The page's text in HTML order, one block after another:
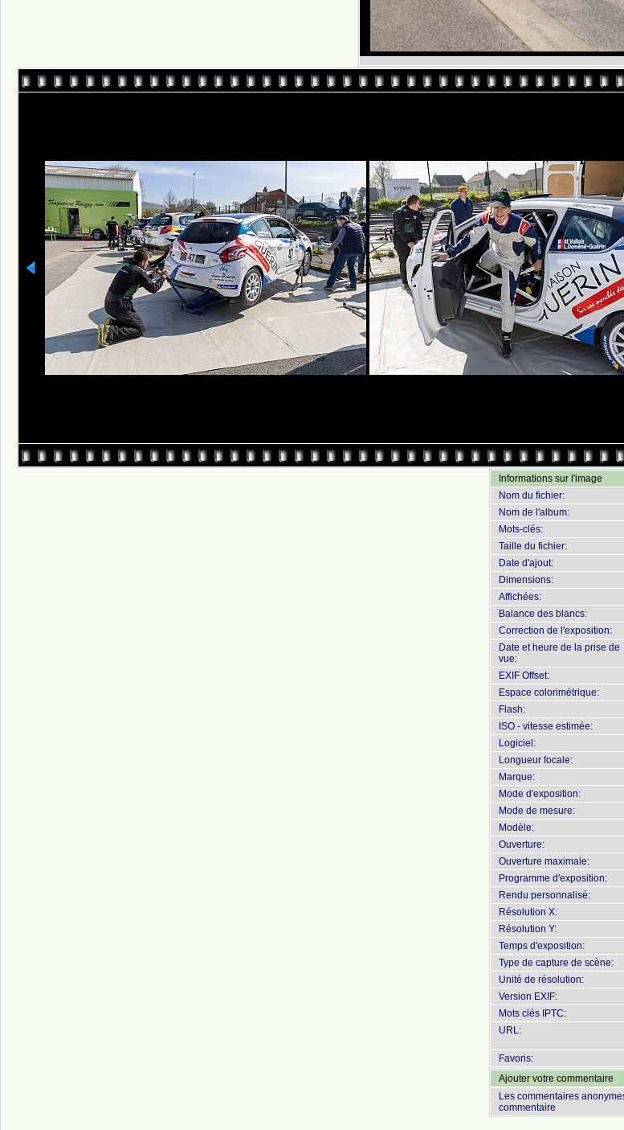
Informations sur l'image
Nom du fichier:
Nom de l'album:
Mots-clés:
Taille du fichier:
Date d'ajout:
Dimensions:
Affichées:
Balance des blancs:
Correction de l'exposition:
Date et heure de la prise de
vue:
EXIF Offset:
Espace colorimétrique:
Flash:
ISO - vitesse estimée:
Logiciel:
Longueur focale:
Marque:
Mode d'exposition:
Mode de mesure:
Modèle:
Ouverture:
Ouverture maximale:
Programme d'exposition:
Rendu personnalisé:
Résolution X:
Résolution Y:
Temps d'exposition:
Type de capture de scène:
Unité de résolution:
Version EXIF:
Mots clés IPTC:
URL:
Favoris:
Ajouter votre commentaire
Les commentaires
commentaire